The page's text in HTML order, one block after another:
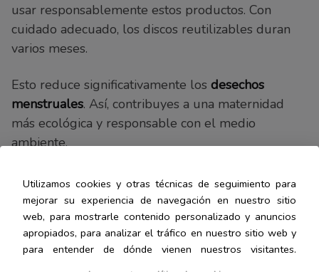
usar responsablemente estos productos. Con
cuidado adecuado, los discos reutilizables duran
varios meses.
Esto reduce significativamente los desechos
menstruales. Así, contribuyes a una maternidad
más ecológica y responsable con el medio
ambiente.
Principales marcas y
opciones disponibles en
el mercado
Utilizamos cookies y otras técnicas de seguimiento para
mejorar su experiencia de navegación en nuestro sitio
web, para mostrarle contenido personalizado y anuncios
apropiados, para analizar el tráfico en nuestro sitio web y
para entender de dónde vienen nuestros visitantes.